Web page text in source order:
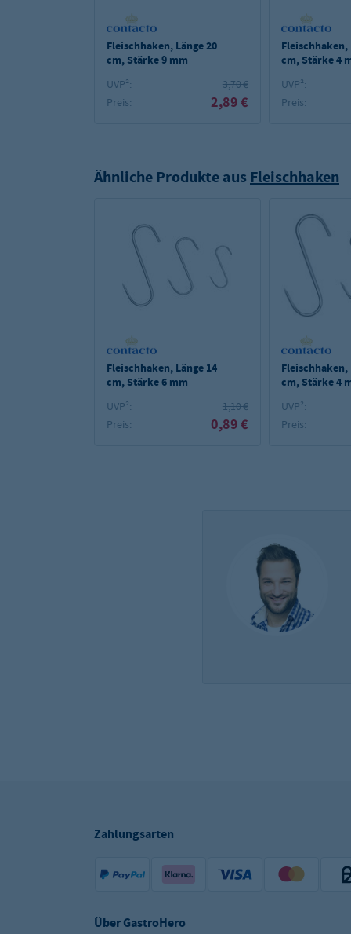
Fleischhaken, Länge 20
cm, Stärke 9 mm
UVP²:
3,70 €
Preis:
2,89 €
Fleischhaken,
cm, Stärke 4
UVP²:
Preis:
Ähnliche Produkte aus Fleischhaken
Fleischhaken, Länge 14
cm, Stärke 6 mm
UVP²:
1,10 €
Preis:
0,89 €
Fleischhaken,
cm, Stärke 4
UVP²:
Preis:
Zahlungsarten
Über GastroHero